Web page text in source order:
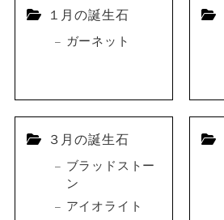
１月の誕生石
ガーネット
３月の誕生石
ブラッドストー
ン
アイオライト